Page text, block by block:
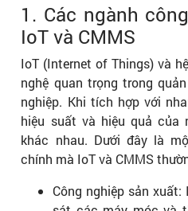
1. Các ngành
IoT và CMMS
IoT (Internet of Things) và
nghệ quan trọng trong
nghiệp. Khi tích hợp với
hiệu suất và hiệu quả của
khác nhau. Dưới đây là
chính mà IoT và CMMS
Công nghiệp sản